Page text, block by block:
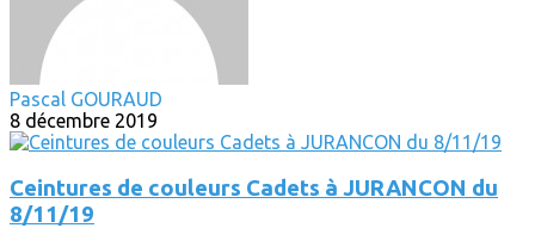
Pascal GOURAUD
8 décembre 2019
Ceintures de couleurs Cadets à JURANCON du
8/11/19